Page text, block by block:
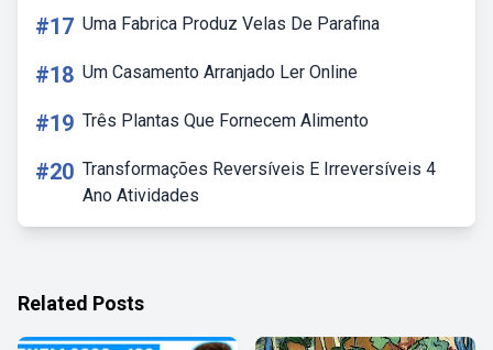
#17 Uma Fabrica Produz Velas De Parafina
#18 Um Casamento Arranjado Ler Online
#19 Três Plantas Que Fornecem Alimento
#20 Transformações Reversíveis E Irreversíveis 4
Ano Atividades
Related Posts